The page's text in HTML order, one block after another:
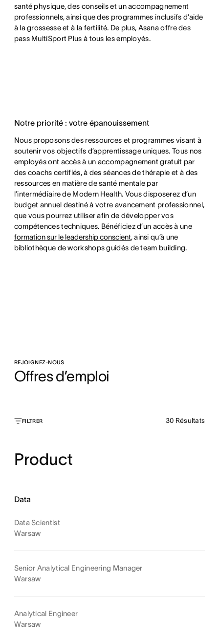
santé physique, des conseils et un accompagnement
professionnels, ainsi que des programmes inclusifs d’aide
à la grossesse et à la fertilité. De plus, Asana offre des
pass MultiSport Plus à tous les employés.
Notre priorité : votre épanouissement
Nous proposons des ressources et programmes visant à
soutenir vos objectifs d’apprentissage uniques. Tous nos
employés ont accès à un accompagnement gratuit par
des coachs certifiés, à des séances de thérapie et à des
ressources en matière de santé mentale par
l’intermédiaire de Modern Health. Vous disposerez d’un
budget annuel destiné à votre avancement professionnel,
que vous pourrez utiliser afin de développer vos
compétences techniques. Bénéficiez d’un accès à une
formation sur le leadership conscient, ainsi qu’à une
bibliothèque de workshops guidés de team building.
REJOIGNEZ-NOUS
Offres d’emploi
FILTRER 30 Résultats
Product
Data
Data Scientist
Warsaw
Senior Analytical Engineering Manager
Warsaw
Analytical Engineer
Warsaw